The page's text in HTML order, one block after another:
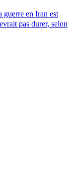
guerre en Iran est
pas durer, selon